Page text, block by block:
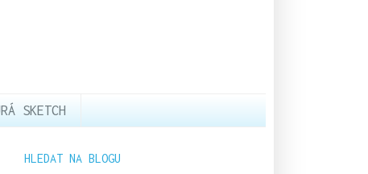
SKETCH
HLEDAT NA BLOGU